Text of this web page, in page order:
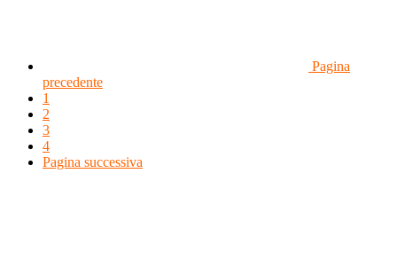
Pagina
precedente
1
2
3
4
Pagina successiva